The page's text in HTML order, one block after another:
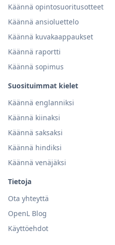
Käännä opintosuoritusotteet
Käännä ansioluettelo
Käännä kuvakaappaukset
Käännä raportti
Käännä sopimus
Suosituimmat kielet
Käännä englanniksi
Käännä kiinaksi
Käännä saksaksi
Käännä hindiksi
Käännä venäjäksi
Tietoja
Ota yhteyttä
OpenL Blog
Käyttöehdot